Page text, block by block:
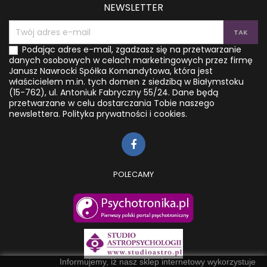
Informujemy, iż nasz sklep internetowy wykorzystuje
NEWSLETTER
Podając adres e-mail, zgadzasz się na przetwarzanie
danych osobowych w celach marketingowych przez firmę
Janusz Nawrocki Spółka Komandytowa, która jest
właścicielem m.in. tych domen z siedzibą w Białymstoku
(15-762), ul. Antoniuk Fabryczny 55/24. Dane będą
przetwarzane w celu dostarczania Tobie naszego
newslettera. Polityka prywatności i cookies.
POLECAMY